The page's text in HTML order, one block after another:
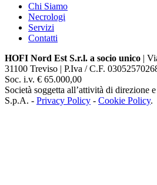
Chi Siamo
Necrologi
Servizi
Contatti
HOFI Nord Est S.r.l. a socio unico |
31100 Treviso | P.Iva / C.F.
Soc. i.v. € 65.000,00
Società soggetta all’attività di direzione
S.p.A. - Privacy Policy - Cookie Policy.